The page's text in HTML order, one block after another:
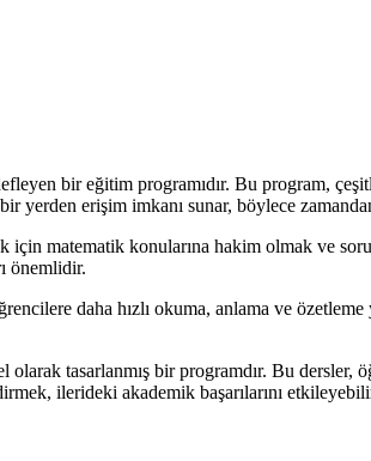
bir eğitim programıdır. Bu program,
erişim imkanı sunar, böylece
matematik konularına hakim olmak ve
önemlidir.
daha hızlı okuma, anlama ve
tasarlanmış bir programdır. Bu dersler,
ilerideki akademik başarılarını